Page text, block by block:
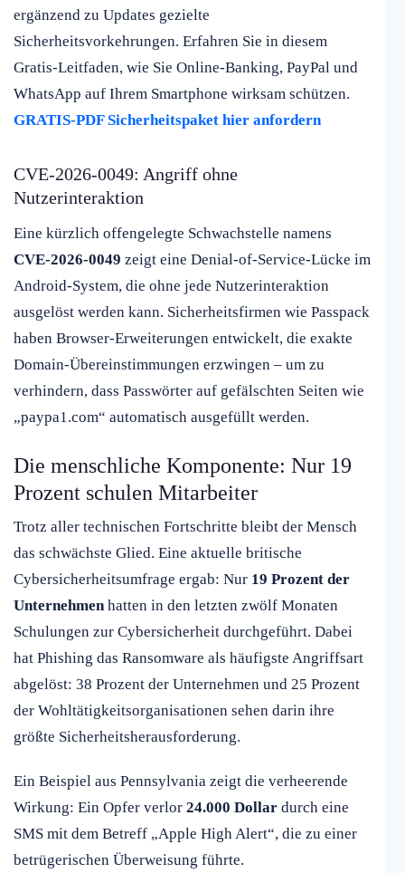
ergänzend zu Updates gezielte
Sicherheitsvorkehrungen. Erfahren Sie in diesem
Gratis-Leitfaden, wie Sie Online-Banking, PayPal und
WhatsApp auf Ihrem Smartphone wirksam schützen.
GRATIS-PDF Sicherheitspaket hier anfordern
CVE-2026-0049: Angriff ohne
Nutzerinteraktion
Eine kürzlich offengelegte Schwachstelle namens
CVE-2026-0049 zeigt eine Denial-of-Service-Lücke im
Android-System, die ohne jede Nutzerinteraktion
ausgelöst werden kann. Sicherheitsfirmen wie Passpack
haben Browser-Erweiterungen entwickelt, die exakte
Domain-Übereinstimmungen erzwingen – um zu
verhindern, dass Passwörter auf gefälschten Seiten wie
„paypa1.com“ automatisch ausgefüllt werden.
Die menschliche Komponente: Nur 19
Prozent schulen Mitarbeiter
Trotz aller technischen Fortschritte bleibt der Mensch
das schwächste Glied. Eine aktuelle britische
Cybersicherheitsumfrage ergab: Nur 19 Prozent der
Unternehmenhatten in den letzten zwölf Monaten
Schulungen zur Cybersicherheit durchgeführt. Dabei
hat Phishing das Ransomware als häufigste Angriffsart
abgelöst: 38 Prozent der Unternehmen und 25 Prozent
der Wohltätigkeitsorganisationen sehen darin ihre
größte Sicherheitsherausforderung.
Ein Beispiel aus Pennsylvania zeigt die verheerende
Wirkung: Ein Opfer verlor 24.000 Dollar durch eine
SMS mit dem Betreff „Apple High Alert“, die zu einer
betrügerischen Überweisung führte.